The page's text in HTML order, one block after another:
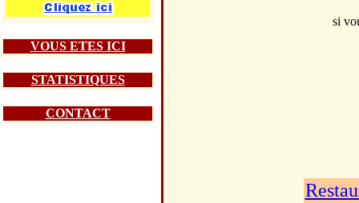
VOUS ETES ICI
STATISTIQUES
CONTACT
si